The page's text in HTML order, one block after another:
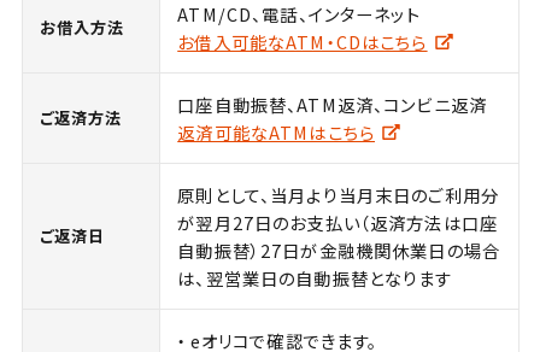
お借入方法
ATM/CD、電話、インターネット
お借入可能なATM・CDはこちら
ご返済方法
口座自動振替、ATM返済、コンビニ返済
返済可能なATMはこちら
ご返済日
原則として、当月より当月末日のご利用分
が翌月27日のお支払い（返済方法は口座
自動振替）27日が金融機関休業日の場合
は、翌営業日の自動振替となります
eオリコで確認できます。